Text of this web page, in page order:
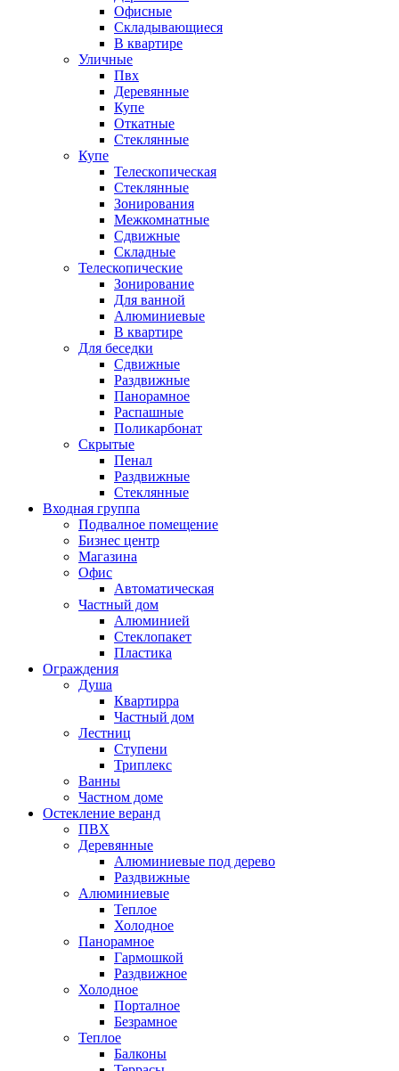
Офисные
Складывающиеся
В квартире
Уличные
Пвх
Деревянные
Купе
Откатные
Стеклянные
Купе
Телескопическая
Стеклянные
Зонирования
Межкомнатные
Сдвижные
Складные
Телескопические
Зонирование
Для ванной
Алюминиевые
В квартире
Для беседки
Сдвижные
Раздвижные
Панорамное
Распашные
Поликарбонат
Скрытые
Пенал
Раздвижные
Стеклянные
Входная группа
Подвалное помещение
Бизнес центр
Магазина
Офис
Автоматическая
Частный дом
Алюминией
Стеклопакет
Пластика
Ограждения
Душа
Квартирра
Частный дом
Лестниц
Ступени
Триплекс
Ванны
Частном доме
Остекление веранд
ПВХ
Деревянные
Алюминиевые под дерево
Раздвижные
Алюминиевые
Теплое
Холодное
Панорамное
Гармошкой
Раздвижное
Холодное
Порталное
Безрамное
Теплое
Балконы